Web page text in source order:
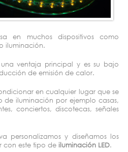
en muchos dispositivos como
iluminación.
ventaja principal y es su bajo
de emisión de calor.
en cualquier lugar que se
de iluminación por ejemplo casas,
conciertos, discotecas, señales
personalizamos y diseñamos los
con este tipo de iluminación LED.